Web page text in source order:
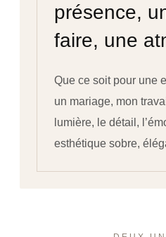
présence,
faire, une
Que ce soit pour une
un mariage, mon
lumière, le détail,
esthétique sobre,